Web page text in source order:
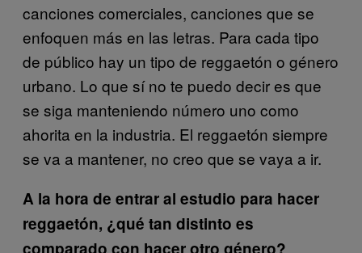
canciones comerciales, canciones que se
enfoquen más en las letras. Para cada tipo
de público hay un tipo de reggaetón o género
urbano. Lo que sí no te puedo decir es que
se siga manteniendo número uno como
ahorita en la industria. El reggaetón siempre
se va a mantener, no creo que se vaya a ir.
A la hora de entrar al estudio para hacer
reggaetón, ¿qué tan distinto es
comparado con hacer otro género?